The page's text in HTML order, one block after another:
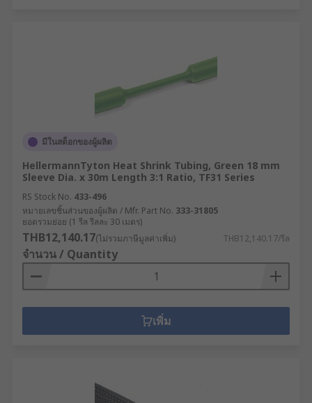
มีในสต็อกของผู้ผลิต
HellermannTyton Heat Shrink Tubing, Green 18 mm
Sleeve Dia. x 30m Length 3:1 Ratio, TF31 Series
RS Stock No. 433-496
หมายเลขชิ้นส่วนของผู้ผลิต / Mfr. Part No. 333-31805
ยอดรวมย่อย (1 รีล รีลละ 30 เมตร)
THB12,140.17(ไม่รวมภาษีมูลค่าเพิ่ม) THB12,140.17/รีล
จำนวน / Quantity
เพิ่ม